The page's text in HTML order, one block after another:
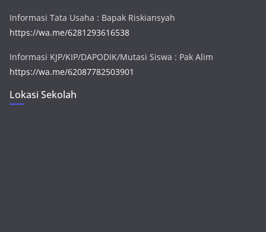
Informasi Tata Usaha : Bapak Riskiansyah
https://wa.me/6281293616538
Informasi KJP/KIP/DAPODIK/Mutasi Siswa : Pak Alim
https://wa.me/62087782503901
Lokasi Sekolah